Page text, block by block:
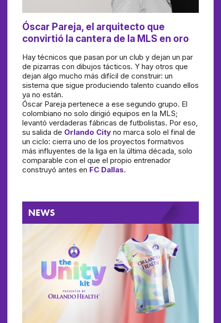
Óscar Pareja, el arquitecto que
convirtió la cantera de la MLS en oro
Hay técnicos que pasan por un club y dejan un par
de pizarras con dibujos tácticos. Y hay otros que
dejan algo mucho más difícil de construir: un
sistema que sigue produciendo talento cuando ellos
ya no están.
Óscar Pareja pertenece a ese segundo grupo. El
colombiano no solo dirigió equipos en la MLS;
levantó verdaderas fábricas de futbolistas. Por eso,
su salida de Orlando City no marca solo el final de
un ciclo: cierra uno de los proyectos formativos
más influyentes de la liga en la última década, solo
comparable con el que el propio entrenador
construyó antes en FC Dallas.
NEWS